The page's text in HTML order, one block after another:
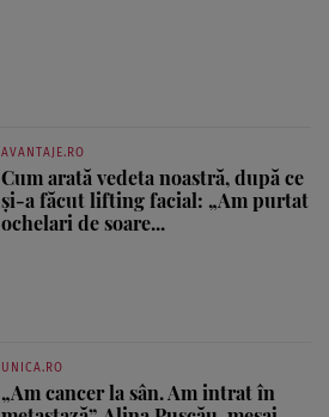
AVANTAJE.RO
Cum arată vedeta noastră, după ce
și-a făcut lifting facial: „Am purtat
ochelari de soare...
UNICA.RO
„Am cancer la sân. Am intrat în